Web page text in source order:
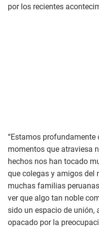
por los recientes
“Estamos
momentos que atraviesa
hechos nos han tocado
que colegas y amigos del
muchas familias
ver que algo tan noble
sido un espacio de unión,
opacado por la